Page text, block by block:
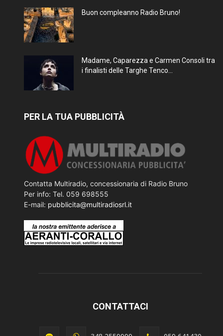
Buon compleanno Radio Bruno!
Madame, Caparezza e Carmen Consoli tra
i finalisti delle Targhe Tenco...
PER LA TUA PUBBLICITÀ
Contatta Multiradio, concessionaria di Radio Bruno
Per info: Tel. 059 698555
E-mail: pubblicita@multiradiosrl.it
CONTATTACI